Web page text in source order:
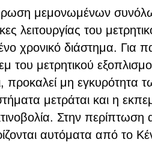
μεμονωμένων
λειτουργίας του
χρονικό διάστημα. Για
του μετρητικού
προκαλεί μη εγκυρότητα
μετράται και η
Στην
αυτόματα από το